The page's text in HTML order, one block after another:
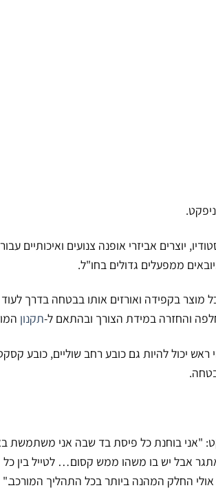
יוצרים אביזרי אופנה צנועים ואיכותיים
ממפעלים גדולים בחו"ל.
מוצר בקפידה ואורזים אותו בבטחה בדרך
והחזרה במידת הצורך ובהתאם ל-תקנון
יכול להיות גם כובע רחב שוליים, כובע
"אני בוחנת כל פיסת בד שבה אני משתמשת
אבל יש בו משהו ממש קסום… לטייל בין
החלק המהנה ביותר בכל התהליך המורכב."